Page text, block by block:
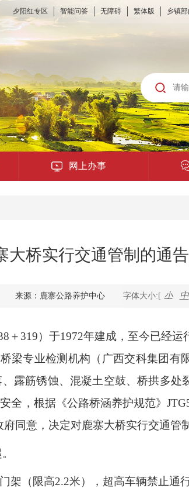
夕阳红专区 智能问答 无障碍 繁体版 乡镇
网上办事
便民提示
利企查询
大桥实行交通管制的通告
来源：鹿寨公路养护中心 字体大小:[ 小 中
＋319）于1972年建成，至今已经运
梁专业检测机构（广西交科集团有
露筋锈蚀、混凝土空鼓、桥拱多处
全，根据《公路桥涵养护规范》
同意，决定对鹿寨大桥实行交通管
架（限高2.2米），超高车辆禁止通